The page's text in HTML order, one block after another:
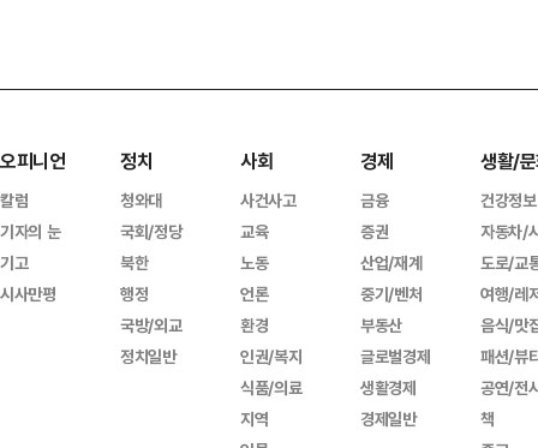
오피니언
칼럼
기자의 눈
기고
시사만평
정치
청와대
국회/정당
북한
행정
국방/외교
정치일반
사회
사건사고
교육
노동
언론
환경
인권/복지
식품/의료
지역
경제
금융
증권
산업/재계
중기/벤처
부동산
글로벌경제
생활경제
경제일반
생활/
건강정보
자동차/
도로/교
여행/레
음식/맛
패션/뷰
공연/전
책